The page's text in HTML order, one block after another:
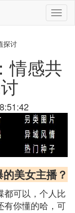
切
换
探讨
情感共
美女主播？
都可以，个人比
有你懂的哈，可